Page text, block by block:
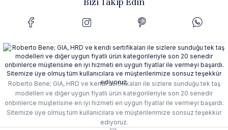
Roberto Bene; GIA, HRD ve kendi sertifikaları ile sizlere sunduğu tek taş
modelleri ve diğer uygun fiyatlı ürün kategorileriyle son 20 senedir
onbinlerce müşterisine en iyi hizmeti en uygun fiyatlar ile vermeyi başardı.
Sitemize üye olmuş tüm kullanıcılara ve müşterilerimize sonsuz teşekkür
ediyoruz.